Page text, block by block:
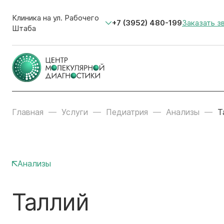
Клиника на ул. Рабочего
Штаба
+7 (3952) 480-199Заказать
Главная Услуги Педиатрия Анализы
Анализы
Таллий